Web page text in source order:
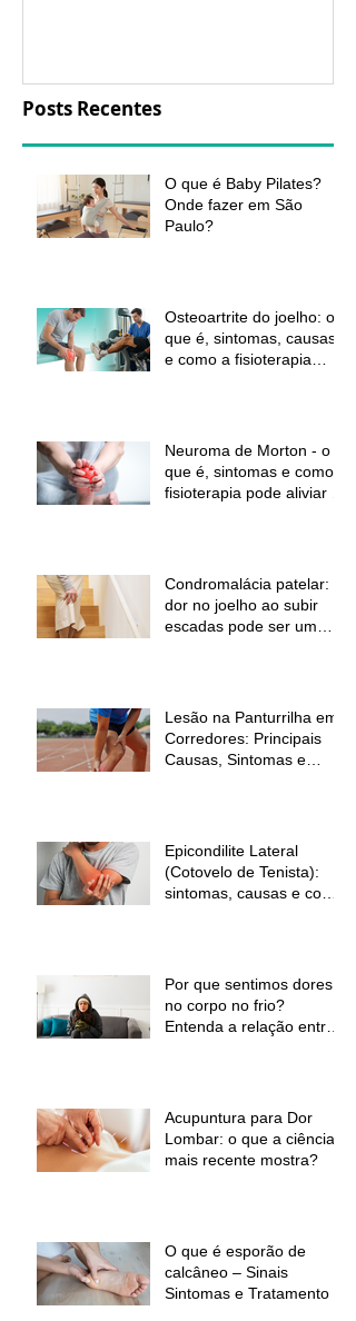
Posts Recentes
O que é Baby Pilates?
Onde fazer em São
Paulo?
Osteoartrite do joelho: o
que é, sintomas, causas
e como a fisioterapia
Neuroma de Morton - o
que é, sintomas e como a
fisioterapia pode aliviar a
Condromalácia patelar:
dor no joelho ao subir
escadas pode ser um
Lesão na Panturrilha em
Corredores: Principais
Causas, Sintomas e
Epicondilite Lateral
(Cotovelo de Tenista):
sintomas, causas e como
Por que sentimos dores
no corpo no frio?
Entenda a relação entre
Acupuntura para Dor
Lombar: o que a ciência
mais recente mostra?
O que é esporão de
calcâneo – Sinais
Sintomas e Tratamento